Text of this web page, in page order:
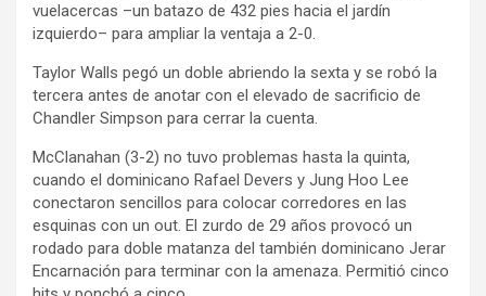
vuelacercas –un batazo de 432 pies hacia el jardín
izquierdo– para ampliar la ventaja a 2-0.
Taylor Walls pegó un doble abriendo la sexta y se robó la
tercera antes de anotar con el elevado de sacrificio de
Chandler Simpson para cerrar la cuenta.
McClanahan (3-2) no tuvo problemas hasta la quinta,
cuando el dominicano Rafael Devers y Jung Hoo Lee
conectaron sencillos para colocar corredores en las
esquinas con un out. El zurdo de 29 años provocó un
rodado para doble matanza del también dominicano Jerar
Encarnación para terminar con la amenaza. Permitió cinco